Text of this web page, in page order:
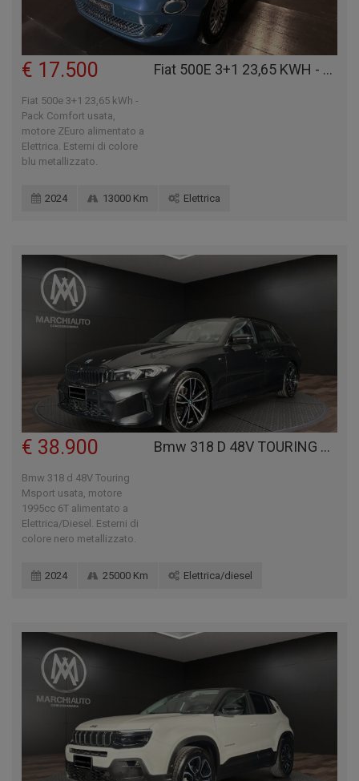
Fiat 500E 3+1 23,65 KWH - PACK COMFORT
€ 17.500
Fiat 500e 3+1 23,65 kWh -
Pack Comfort usata,
motore ZEuro alimentato a
Elettrica. Esterni di colore
blu metallizzato.
2024 13000 Km Elettrica
Bmw 318 D 48V TOURING MSPORT
€ 38.900
Bmw 318 d 48V Touring
Msport usata, motore
1995cc 6T alimentato a
Elettrica/Diesel. Esterni di
colore nero metallizzato.
2024 25000 Km Elettrica/diesel